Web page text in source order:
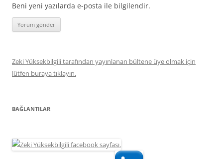
Beni yeni yazılarda e-posta ile bilgilendir.
Zeki Yüksekbilgili tarafından yayınlanan bültene üye olmak için
lütfen buraya tıklayın.
BAĞLANTILAR